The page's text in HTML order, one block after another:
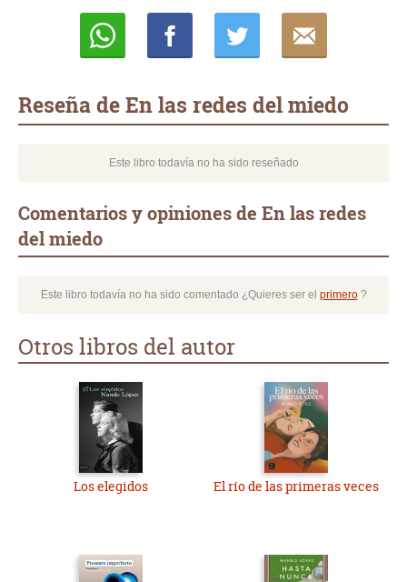
Reseña de En las redes del miedo
Este libro todavía no ha sido reseñado
Comentarios y opiniones de En las redes
del miedo
Este libro todavía no ha sido comentado ¿Quieres ser el primero?
Otros libros del autor
Los elegidos El río de las primeras veces